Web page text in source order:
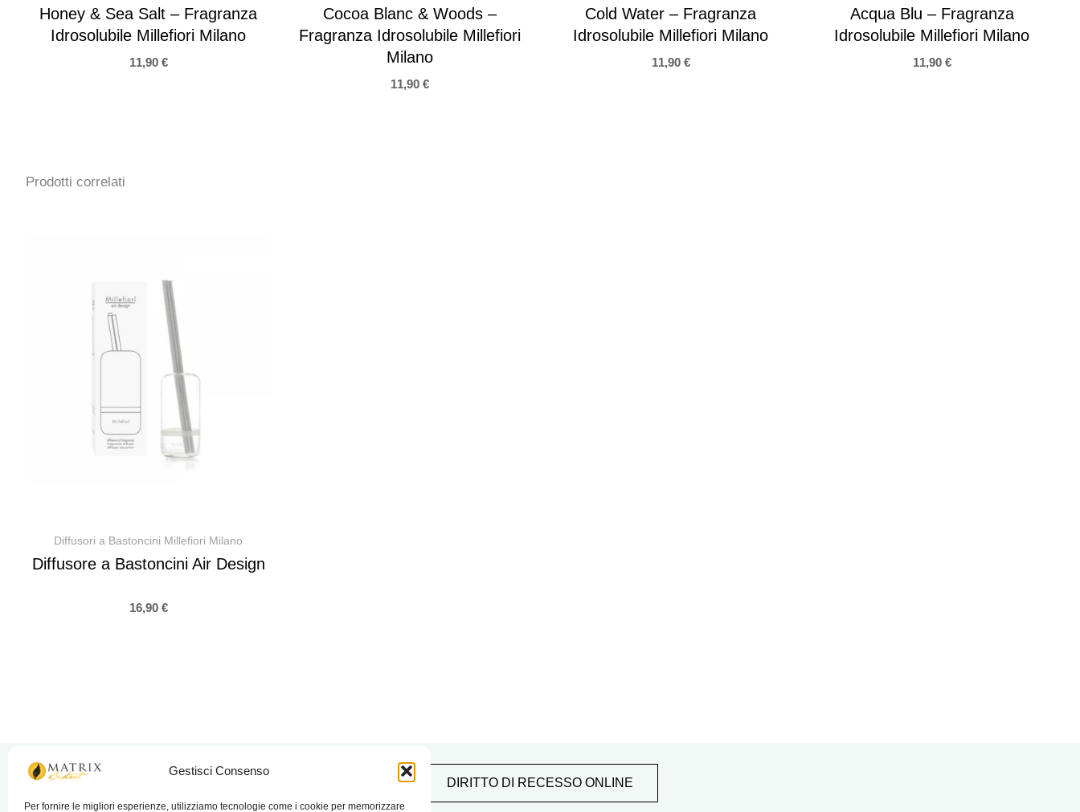
Gestisci Consenso
Per fornire le migliori esperienze, utilizziamo tecnologie come i cookie per memorizzare
Honey & Sea Salt – Fragranza
Idrosolubile Millefiori Milano
11,90 €
Cocoa Blanc & Woods –
Fragranza Idrosolubile Millefiori
Milano
11,90 €
Cold Water – Fragranza
Idrosolubile Millefiori Milano
11,90 €
Acqua Blu – Fragranza
Idrosolubile Millefiori Milano
11,90 €
Prodotti correlati
Diffusori a Bastoncini Millefiori Milano
Diffusore a Bastoncini Air Design
16,90 €
DIRITTO DI RECESSO ONLINE